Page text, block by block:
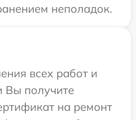
неполадок.
всех работ и
Вы получите
на ремонт